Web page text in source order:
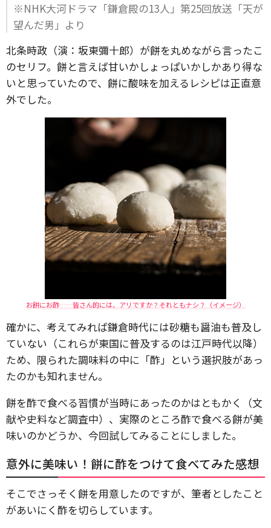
※NHK大河ドラマ「鎌倉殿の13人」第25回放送「天が
望んだ男」より
北条時政（演：坂東彌十郎）が餅を丸めながら言ったこ
のセリフ。餅と言えば甘いかしょっぱいかしかあり得な
いと思っていたので、餅に酸味を加えるレシピは正直意
外でした。
お餅にお酢……皆さん的には、アリですか？それともナシ？（イメージ）
確かに、考えてみれば鎌倉時代には砂糖も醤油も普及し
ていない（これらが東国に普及するのは江戸時代以降）
ため、限られた調味料の中に「酢」という選択肢があっ
たのかも知れません。
餅を酢で食べる習慣が当時にあったのかはともかく（文
献や史料など調査中）、実際のところ酢で食べる餅が美
味いのかどうか、今回試してみることにしました。
意外に美味い！餅に酢をつけて食べてみた感想
そこでさっそく餅を用意したのですが、筆者としたこと
があいにく酢を切らしています。